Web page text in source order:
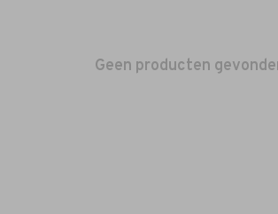
Geen producten